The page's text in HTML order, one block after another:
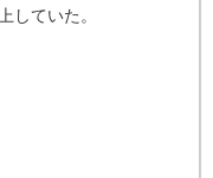
していた。